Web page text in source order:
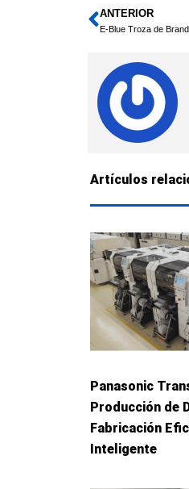
Ant
ANTERIOR
E-Blue Troza de
Artículos
Panasonic
Producción de
Fabricación
Inteligente